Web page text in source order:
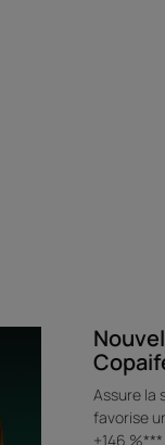
Assure la
favorise
+146